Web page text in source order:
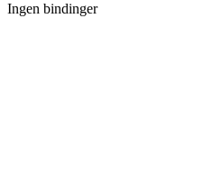
Ingen bindinger